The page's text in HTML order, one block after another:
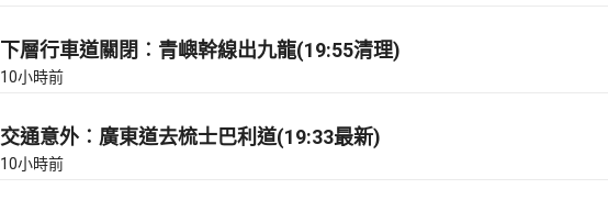
下層行車道關閉︰青嶼幹線出九龍(19:55清理)
10小時前
交通意外︰廣東道去梳士巴利道(19:33最新)
10小時前